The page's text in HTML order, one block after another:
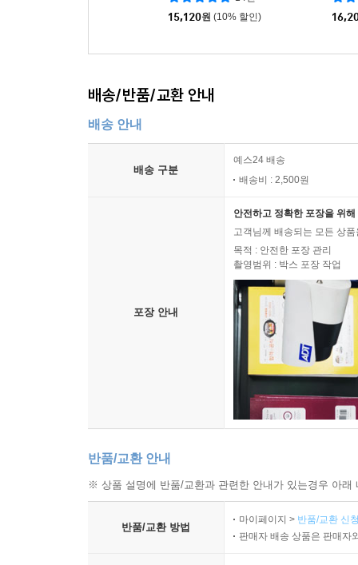
15,120원 (10% 할인)
배송/반품/교환 안내
배송 안내
배송 구분
예스24 배송
배송비 : 2,500원
포장 안내
안전하고 정확한 포장을 위
고객님께 배송되는 모든 상
목적 : 안전한 포장 관리
촬영범위 : 박스 포장 작업
반품/교환 안내
※ 상품 설명에 반품/교환과 관련한 안내가 있는경우 아
반품/교환 방법
마이페이지 > 반품/교환 신
판매자 배송 상품은 판매자